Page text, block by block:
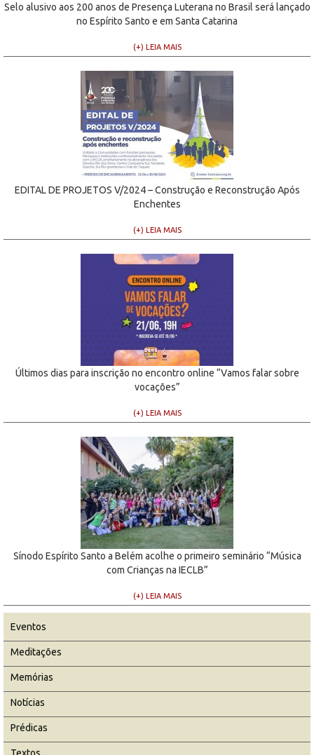
Selo alusivo aos 200 anos de Presença Luterana no Brasil será lançado
no Espírito Santo e em Santa Catarina
(+) LEIA MAIS
EDITAL DE PROJETOS V/2024 – Construção e Reconstrução Após
Enchentes
(+) LEIA MAIS
Últimos dias para inscrição no encontro online “Vamos falar sobre
vocações”
(+) LEIA MAIS
Sínodo Espírito Santo a Belém acolhe o primeiro seminário “Música
com Crianças na IECLB”
(+) LEIA MAIS
Eventos
Meditações
Memórias
Notícias
Prédicas